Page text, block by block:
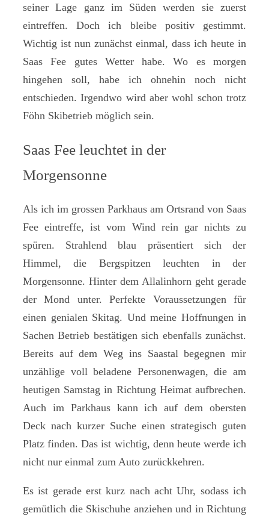
seiner Lage ganz im Süden werden sie zuerst
eintreffen. Doch ich bleibe positiv gestimmt.
Wichtig ist nun zunächst einmal, dass ich heute in
Saas Fee gutes Wetter habe. Wo es morgen
hingehen soll, habe ich ohnehin noch nicht
entschieden. Irgendwo wird aber wohl schon trotz
Föhn Skibetrieb möglich sein.
Saas Fee leuchtet in der
Morgensonne
Als ich im grossen Parkhaus am Ortsrand von Saas
Fee eintreffe, ist vom Wind rein gar nichts zu
spüren. Strahlend blau präsentiert sich der
Himmel, die Bergspitzen leuchten in der
Morgensonne. Hinter dem Allalinhorn geht gerade
der Mond unter. Perfekte Voraussetzungen für
einen genialen Skitag. Und meine Hoffnungen in
Sachen Betrieb bestätigen sich ebenfalls zunächst.
Bereits auf dem Weg ins Saastal begegnen mir
unzählige voll beladene Personenwagen, die am
heutigen Samstag in Richtung Heimat aufbrechen.
Auch im Parkhaus kann ich auf dem obersten
Deck nach kurzer Suche einen strategisch guten
Platz finden. Das ist wichtig, denn heute werde ich
nicht nur einmal zum Auto zurückkehren.
Es ist gerade erst kurz nach acht Uhr, sodass ich
gemütlich die Skischuhe anziehen und in Richtung